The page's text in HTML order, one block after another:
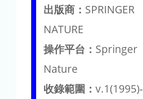
出版商： SPRINGER
NATURE
操作平台： Springer
Nature
收錄範圍： v.1(1995)-